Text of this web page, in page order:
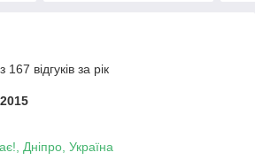
відгуків за рік
Дніпро, Україна